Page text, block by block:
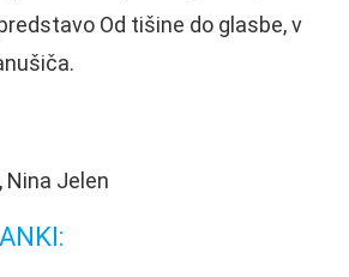
Od tišine do glasbe, v
Nina Jelen